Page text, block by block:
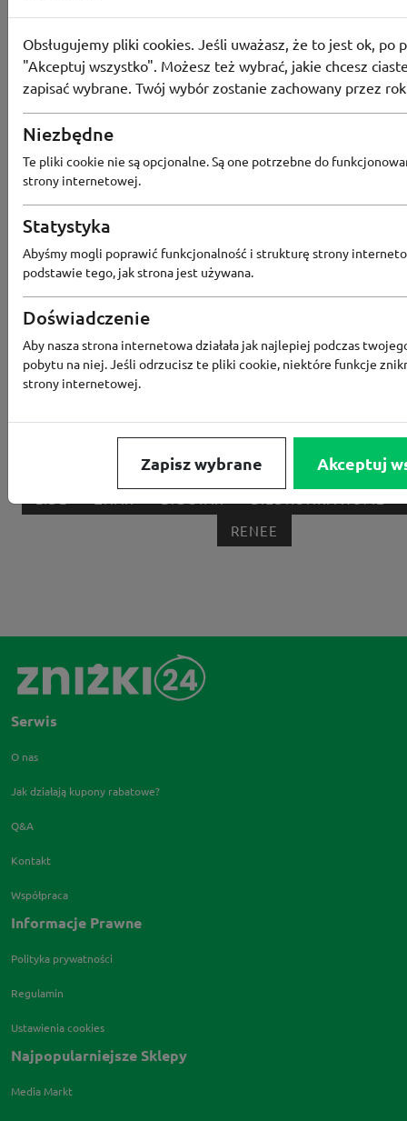
Popularne sklepy
RTV EURO AGD
MEDIA EXPERT
EOBUWIE
KOMPUTRONIK
BORN2BE
KOMFORT CCC SMYK
ERLI ANSWEAR 4F OLEOLE!
MEDIA MARKT ALLEGRO PAY
RENEE
Serwis
O nas
Jak działają kupony rabatowe?
Q&A
Kontakt
Współpraca
Informacje Prawne
Polityka prywatności
Regulamin
Ustawienia cookies
Najpopularniejsze Sklepy
Media Markt
Obsługujemy pliki cookies. Jeśli uważasz, że to jest ok, po
"Akceptuj wszystko". Możesz też wybrać, jakie chcesz
zapisać wybrane. Twój wybór zostanie zachowany przez
Niezbędne
Te pliki cookie nie są opcjonalne. Są one potrzebne do
strony internetowej.
Statystyka
Abyśmy mogli poprawić funkcjonalność i strukturę strony
podstawie tego, jak strona jest używana.
Doświadczenie
Aby nasza strona internetowa działała jak najlepiej podczas
pobytu na niej. Jeśli odrzucisz te pliki cookie, niektóre funkcje
strony internetowej.
Zapisz wybrane Akceptuj